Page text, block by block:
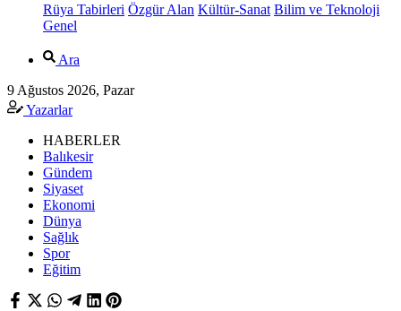
Rüya Tabirleri Özgür Alan Kültür-Sanat Bilim ve Teknoloji
Genel
Ara
9 Ağustos 2026, Pazar
Yazarlar
HABERLER
Balıkesir
Gündem
Siyaset
Ekonomi
Dünya
Sağlık
Spor
Eğitim